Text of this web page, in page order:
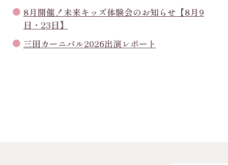
8月開催！未来キッズ体験会のお知らせ【8月9
日・23日】
三田カーニバル2026出演レポート